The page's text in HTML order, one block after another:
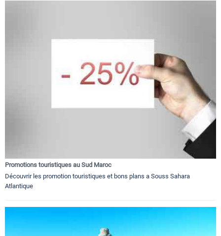
Promotions touristiques au Sud Maroc
Découvrir les promotion touristiques et bons plans a Souss Sahara
Atlantique